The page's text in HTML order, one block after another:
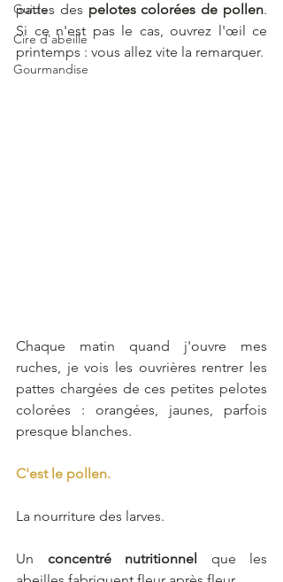
Guide
Cire d'abeille
Gourmandise
pattes des pelotes colorées de pollen.
Si ce n'est pas le cas, ouvrez l'œil ce
printemps : vous allez vite la remarquer.
Chaque matin quand j'ouvre mes
ruches, je vois les ouvrières rentrer les
pattes chargées de ces petites pelotes
colorées : orangées, jaunes, parfois
presque blanches.
C'est le pollen.
La nourriture des larves.
Un concentré nutritionnel que les